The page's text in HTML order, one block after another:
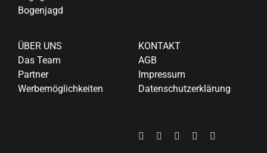
Bogenjagd
ÜBER UNS
Das Team
Partner
Werbemöglichkeiten
KONTAKT
AGB
Impressum
Datenschutzerklärung